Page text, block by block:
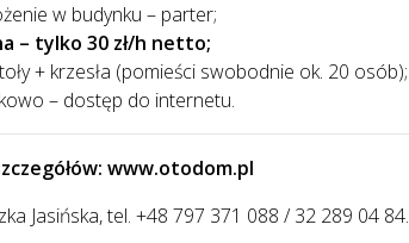
w budynku – parter;
– tylko 30 zł/h netto;
+ krzesła (pomieści swobodnie ok. 20 osób);
– dostęp do internetu.
www.otodom.pl
Jasińska, tel. +48 797 371 088 / 32 289 04 84.